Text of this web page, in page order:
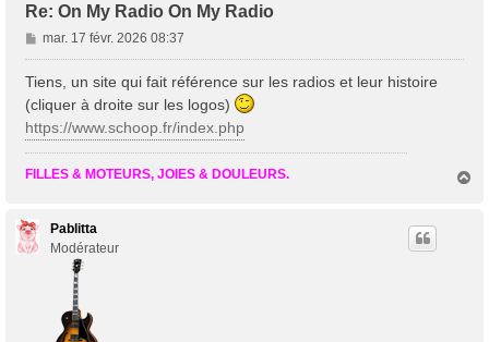
Re: On My Radio On My Radio
M
e
a
g
e
mar. 17 févr. 2026 08:37
Tiens, un site qui fait référence sur les radios et leur histoire
(cliquer à droite sur les logos)
https://www.schoop.fr/index.php
FILLES & MOTEURS, JOIES & DOULEURS.
Pablitta
Modérateur